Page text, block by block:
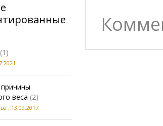
(1)
веса (2)
, 13.09.2017